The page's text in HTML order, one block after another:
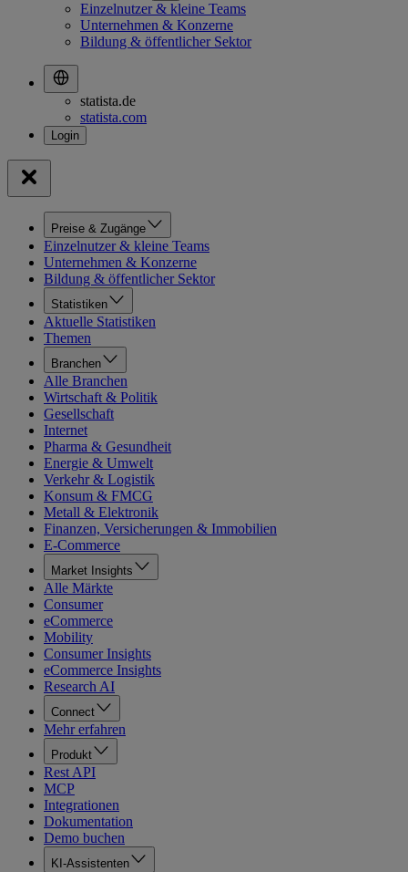
Einzelnutzer & kleine Teams
Unternehmen & Konzerne
Bildung & öffentlicher Sektor
statista.de
statista.com
Preise & Zugänge
Einzelnutzer & kleine Teams
Unternehmen & Konzerne
Bildung & öffentlicher Sektor
Statistiken
Aktuelle Statistiken
Themen
Branchen
Alle Branchen
Wirtschaft & Politik
Gesellschaft
Internet
Pharma & Gesundheit
Energie & Umwelt
Verkehr & Logistik
Konsum & FMCG
Metall & Elektronik
Finanzen, Versicherungen & Immobilien
E-Commerce
Market Insights
Alle Märkte
Consumer
eCommerce
Mobility
Consumer Insights
eCommerce Insights
Research AI
Connect
Mehr erfahren
Produkt
Rest API
MCP
Integrationen
Dokumentation
Demo buchen
KI-Assistenten